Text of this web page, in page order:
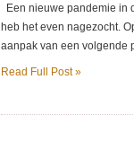
Een nieuwe pandemie in
heb het even nagezocht.
aanpak van een volgende
Read Full Post »